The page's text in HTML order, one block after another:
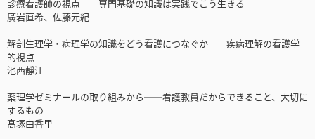
診療看護師の視点──専門基礎の知識は実践でこう生きる
廣岩直希、佐藤元紀
解剖生理学・病理学の知識をどう看護につなぐか──疾病理解の看護学
的視点
池西靜江
薬理学ゼミナールの取り組みから──看護教員だからできること、大切に
するもの
高塚由香里